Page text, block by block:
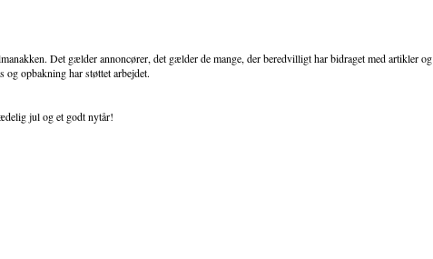
Det gælder annoncører, det gælder de mange, der beredvilligt har bidraget med artikler og
opbakning har støttet arbejdet.
jul og et godt nytår!